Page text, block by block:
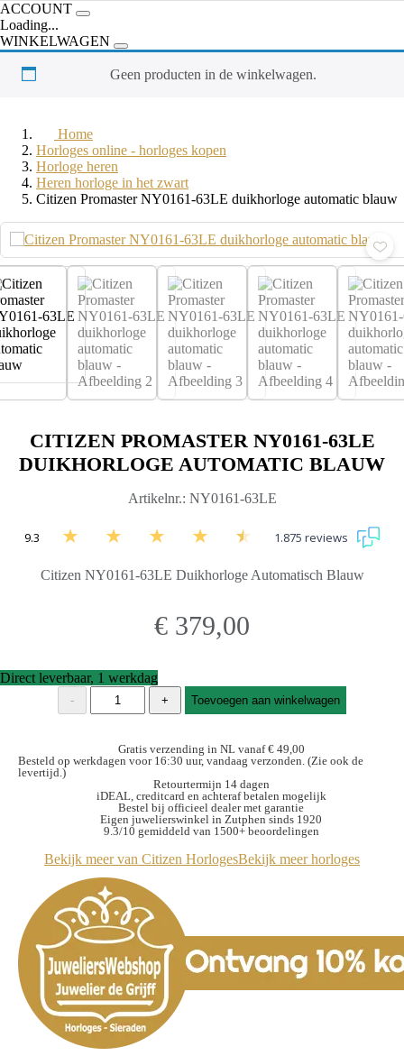
ACCOUNT
Loading...
WINKELWAGEN
Geen producten in de winkelwagen.
Home
Horloges online - horloges kopen
Horloge heren
Heren horloge in het zwart
Citizen Promaster NY0161-63LE duikhorloge automatic blauw
CITIZEN PROMASTER NY0161-63LE
DUIKHORLOGE AUTOMATIC BLAUW
Artikelnr.: NY0161-63LE
9.3 1.875 reviews
Citizen NY0161-63LE Duikhorloge Automatisch Blauw
€ 379,00
Direct leverbaar, 1 werkdag
-
Citizen
Promaster
63LE
duikhorloge
blauw
aantal
+ Toevoegen aan winkelwagen
Gratis verzending in NL vanaf € 49,00
Besteld op werkdagen voor 16:30 uur, vandaag verzonden. (Zie ook de
levertijd.)
Retourtermijn 14 dagen
iDEAL, creditcard en achteraf betalen mogelijk
Bestel bij officieel dealer met garantie
Eigen juwelierswinkel in Zutphen sinds 1920
9.3/10 gemiddeld van 1500+ beoordelingen
Bekijk meer van Citizen HorlogesBekijk meer horloges